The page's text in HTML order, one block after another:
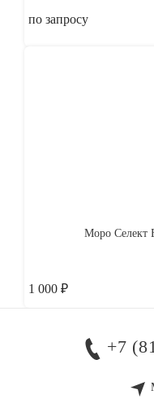
по запросу
Моро Селект
1 000 ₽
+7